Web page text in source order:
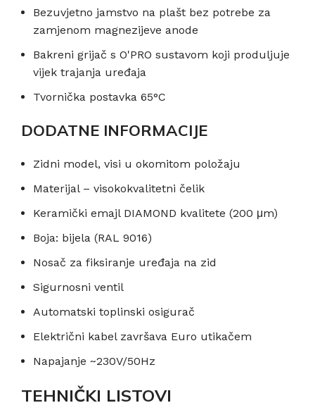
Bezuvjetno jamstvo na plašt bez potrebe za
zamjenom magnezijeve anode
Bakreni grijač s O'PRO sustavom koji produljuje
vijek trajanja uređaja
Tvornička postavka 65°C
DODATNE INFORMACIJE
Zidni model, visi u okomitom položaju
Materijal – visokokvalitetni čelik
Keramički emajl DIAMOND kvalitete (200 μm)
Boja: bijela (RAL 9016)
Nosač za fiksiranje uređaja na zid
Sigurnosni ventil
Automatski toplinski osigurač
Električni kabel završava Euro utikačem
Napajanje ~230V/50Hz
TEHNIČKI LISTOVI